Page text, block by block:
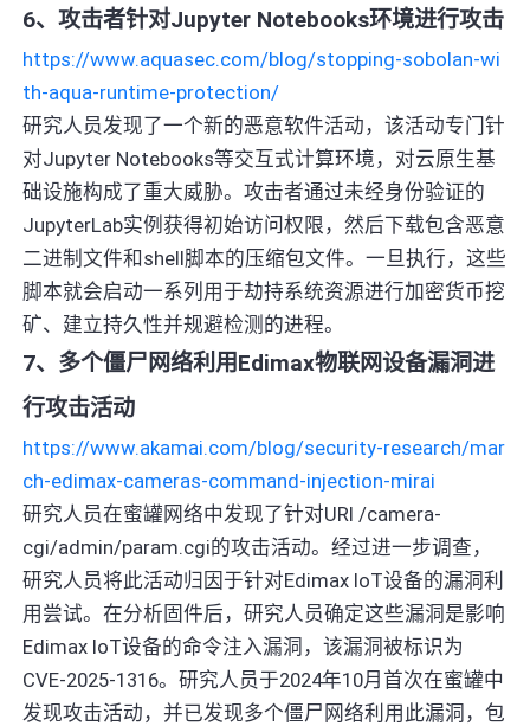
6、攻击者针对Jupyter Notebooks环境进行攻击
https://www.aquasec.com/blog/stopping-sobolan-wi
th-aqua-runtime-protection/
研究人员发现了一个新的恶意软件活动，该活动专门针
对Jupyter Notebooks等交互式计算环境，对云原生基
础设施构成了重大威胁。攻击者通过未经身份验证的
JupyterLab实例获得初始访问权限，然后下载包含恶意
二进制文件和shell脚本的压缩包文件。一旦执行，这些
脚本就会启动一系列用于劫持系统资源进行加密货币挖
矿、建立持久性并规避检测的进程。
7、多个僵尸网络利用Edimax物联网设备漏洞进
行攻击活动
https://www.akamai.com/blog/security-research/mar
ch-edimax-cameras-command-injection-mirai
研究人员在蜜罐网络中发现了针对URI /camera-
cgi/admin/param.cgi的攻击活动。经过进一步调查，
研究人员将此活动归因于针对Edimax IoT设备的漏洞利
用尝试。在分析固件后，研究人员确定这些漏洞是影响
Edimax IoT设备的命令注入漏洞，该漏洞被标识为
CVE-2025-1316。研究人员于2024年10月首次在蜜罐中
发现攻击活动，并已发现多个僵尸网络利用此漏洞，包